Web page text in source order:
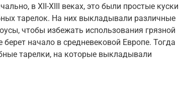
в XII-XIII веках, это были простые куски
тарелок. На них выкладывали различные
чтобы избежать использования грязной
начало в средневековой Европе. Тогда
тарелки, на которые выкладывали